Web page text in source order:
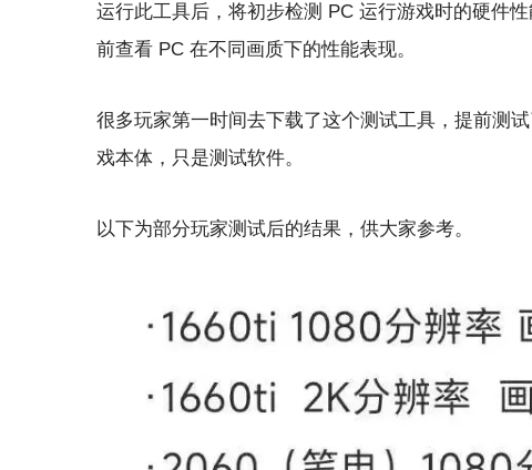
运行此工具后，将初步检测 PC 运行游戏时的硬件
前查看 PC 在不同画质下的性能表现。
很多玩家第一时间去下载了这个测试工具，提前测
戏本体，只是测试软件。
以下为部分玩家测试后的结果，供大家参考。